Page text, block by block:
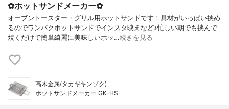
✿ホットサンドメーカー✿
オーブントースター・グリル用ホットサンドです！具材がいっぱい挟め
るのでワンパクホットサンドでインスタ映えなど♪忙しい朝でも挟んで
焼くだけで簡単綺麗に美味しいホッ…続きを見る
高木金属(タカギキンゾク)
ホットサンドメーカー GK-HS